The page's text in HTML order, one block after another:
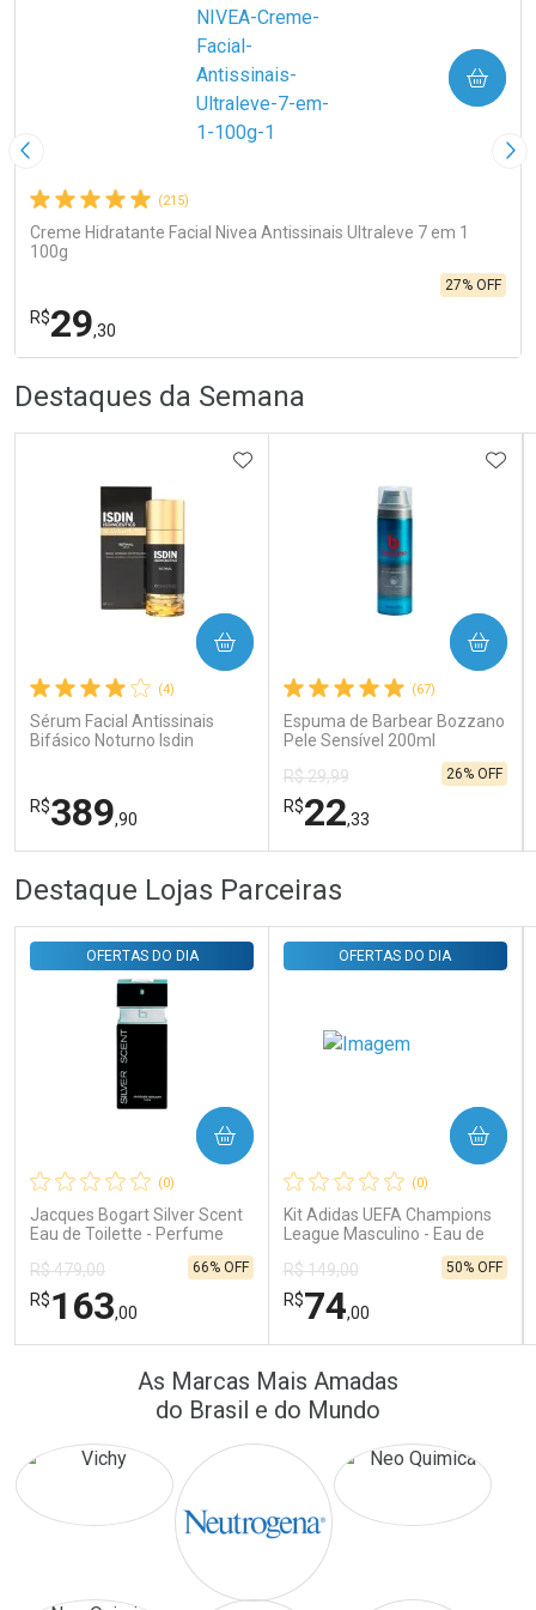
Imagem Anterior
(215)
Creme Hidratante Facial Nivea Antissinais Ultraleve 7 em 1
100g
R$29,30
27% OFF
COMPRAR
Laboratório
Comprar sem Desconto
Por R$ 29,30/cada
Por Menos
Comprar sem Desconto
Por R$ 29,30/cada
Destaques da Semana
(4)
Sérum Facial Antissinais
Bifásico Noturno Isdin
R$389,90
ADICIONAR AOS FAVORITOS
COMPRAR
FECHAR
Laboratório
Comprar sem Desconto
Por R$ 389,90/cada
FECHAR
Por Menos
Comprar sem Desconto
Por R$ 389,90/cada
(67)
Espuma de Barbear Bozzano
Pele Sensível 200ml
R$ 29,99
R$22,33
26% OFF
COMPRAR
Comprar sem Desconto
Por R$ 22,33/cada
Por Menos
Comprar sem Desconto
Por R$ 22,33/cada
Destaque Lojas Parceiras
(0)
Jacques Bogart Silver Scent
Eau de Toilette - Perfume
OFERTAS DO DIA
R$ 479,00
R$163,00
66% OFF
COMPRAR
FECHAR
FECHAR
Por Menos
(0)
Kit Adidas UEFA Champions
League Masculino - Eau de
Toilette 100ml + Shower Gel
250ml
OFERTAS DO DIA
R$ 149,00
R$74,00
50% OFF
COMPRAR
Laboratório
Por Menos
As Marcas Mais Amadas
do Brasil e do Mundo